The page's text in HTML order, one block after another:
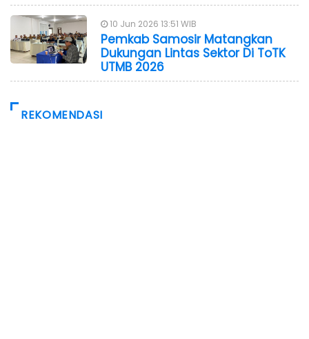
10 Jun 2026 13:51 WIB
Pemkab Samosir Matangkan
Dukungan Lintas Sektor Di ToTK
UTMB 2026
REKOMENDASI